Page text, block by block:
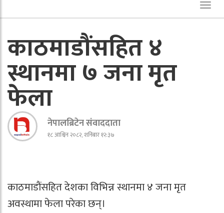
काठमाडाैंसहित ४
स्थानमा ७ जना मृत
फेला
नेपालब्रिटेन संवाददाता
१८ आश्विन २०८२, शनिबार १२:३७
काठमाडाैंसहित देशका विभिन्न स्थानमा ४ जना मृत
अवस्थामा फेला परेका छन्।